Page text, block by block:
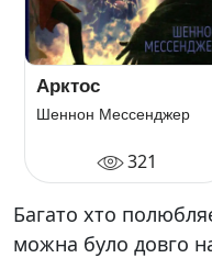
Арктос
Шеннон Мессенджер
321
Багато хто
можна було довго